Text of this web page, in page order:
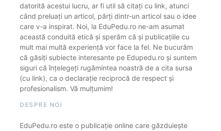
datorită acestui lucru, ar fi util să citați cu link, atunci
când preluați un articol, părți dintr-un articol sau o idee
care v-a inspirat. Noi, la EduPedu.ro ne-am asumat
această conduită etică și sperăm că și publicațiile cu
mult mai multă experiență vor face la fel. Ne bucurăm
că găsiți subiecte interesante pe Edupedu.ro și suntem
siguri că înțelegeți rugămintea noastră de a cita sursa
(cu link), ca o declarație reciprocă de respect și
profesionalism. Vă mulțumim!
DESPRE NOI
EduPedu.ro este o publicație online care găzduiește